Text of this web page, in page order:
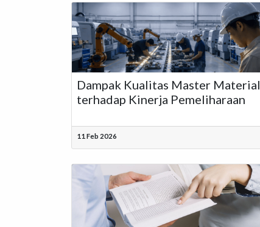
Dampak Kualitas Master Material
terhadap Kinerja Pemeliharaan
11 Feb 2026